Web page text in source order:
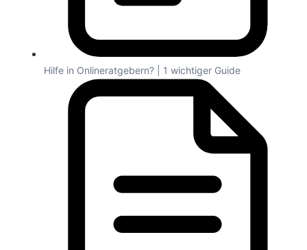
Hilfe in Onlineratgebern? | 1 wichtiger Guide